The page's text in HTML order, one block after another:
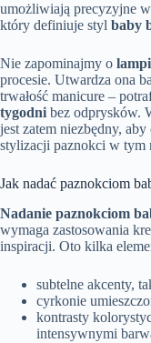
umożliwiają precyzyjne
który definiuje styl baby
Nie zapominajmy o
procesie. Utwardza ona
trwałość manicure –
tygodni bez odprysków.
jest zatem niezbędny,
stylizacji paznokci w tym
Jak nadać paznokciom
Nadanie paznokciom
wymaga zastosowania
inspiracji. Oto kilka
subtelne akcenty,
cyrkonie
kontrasty
intensywnymi